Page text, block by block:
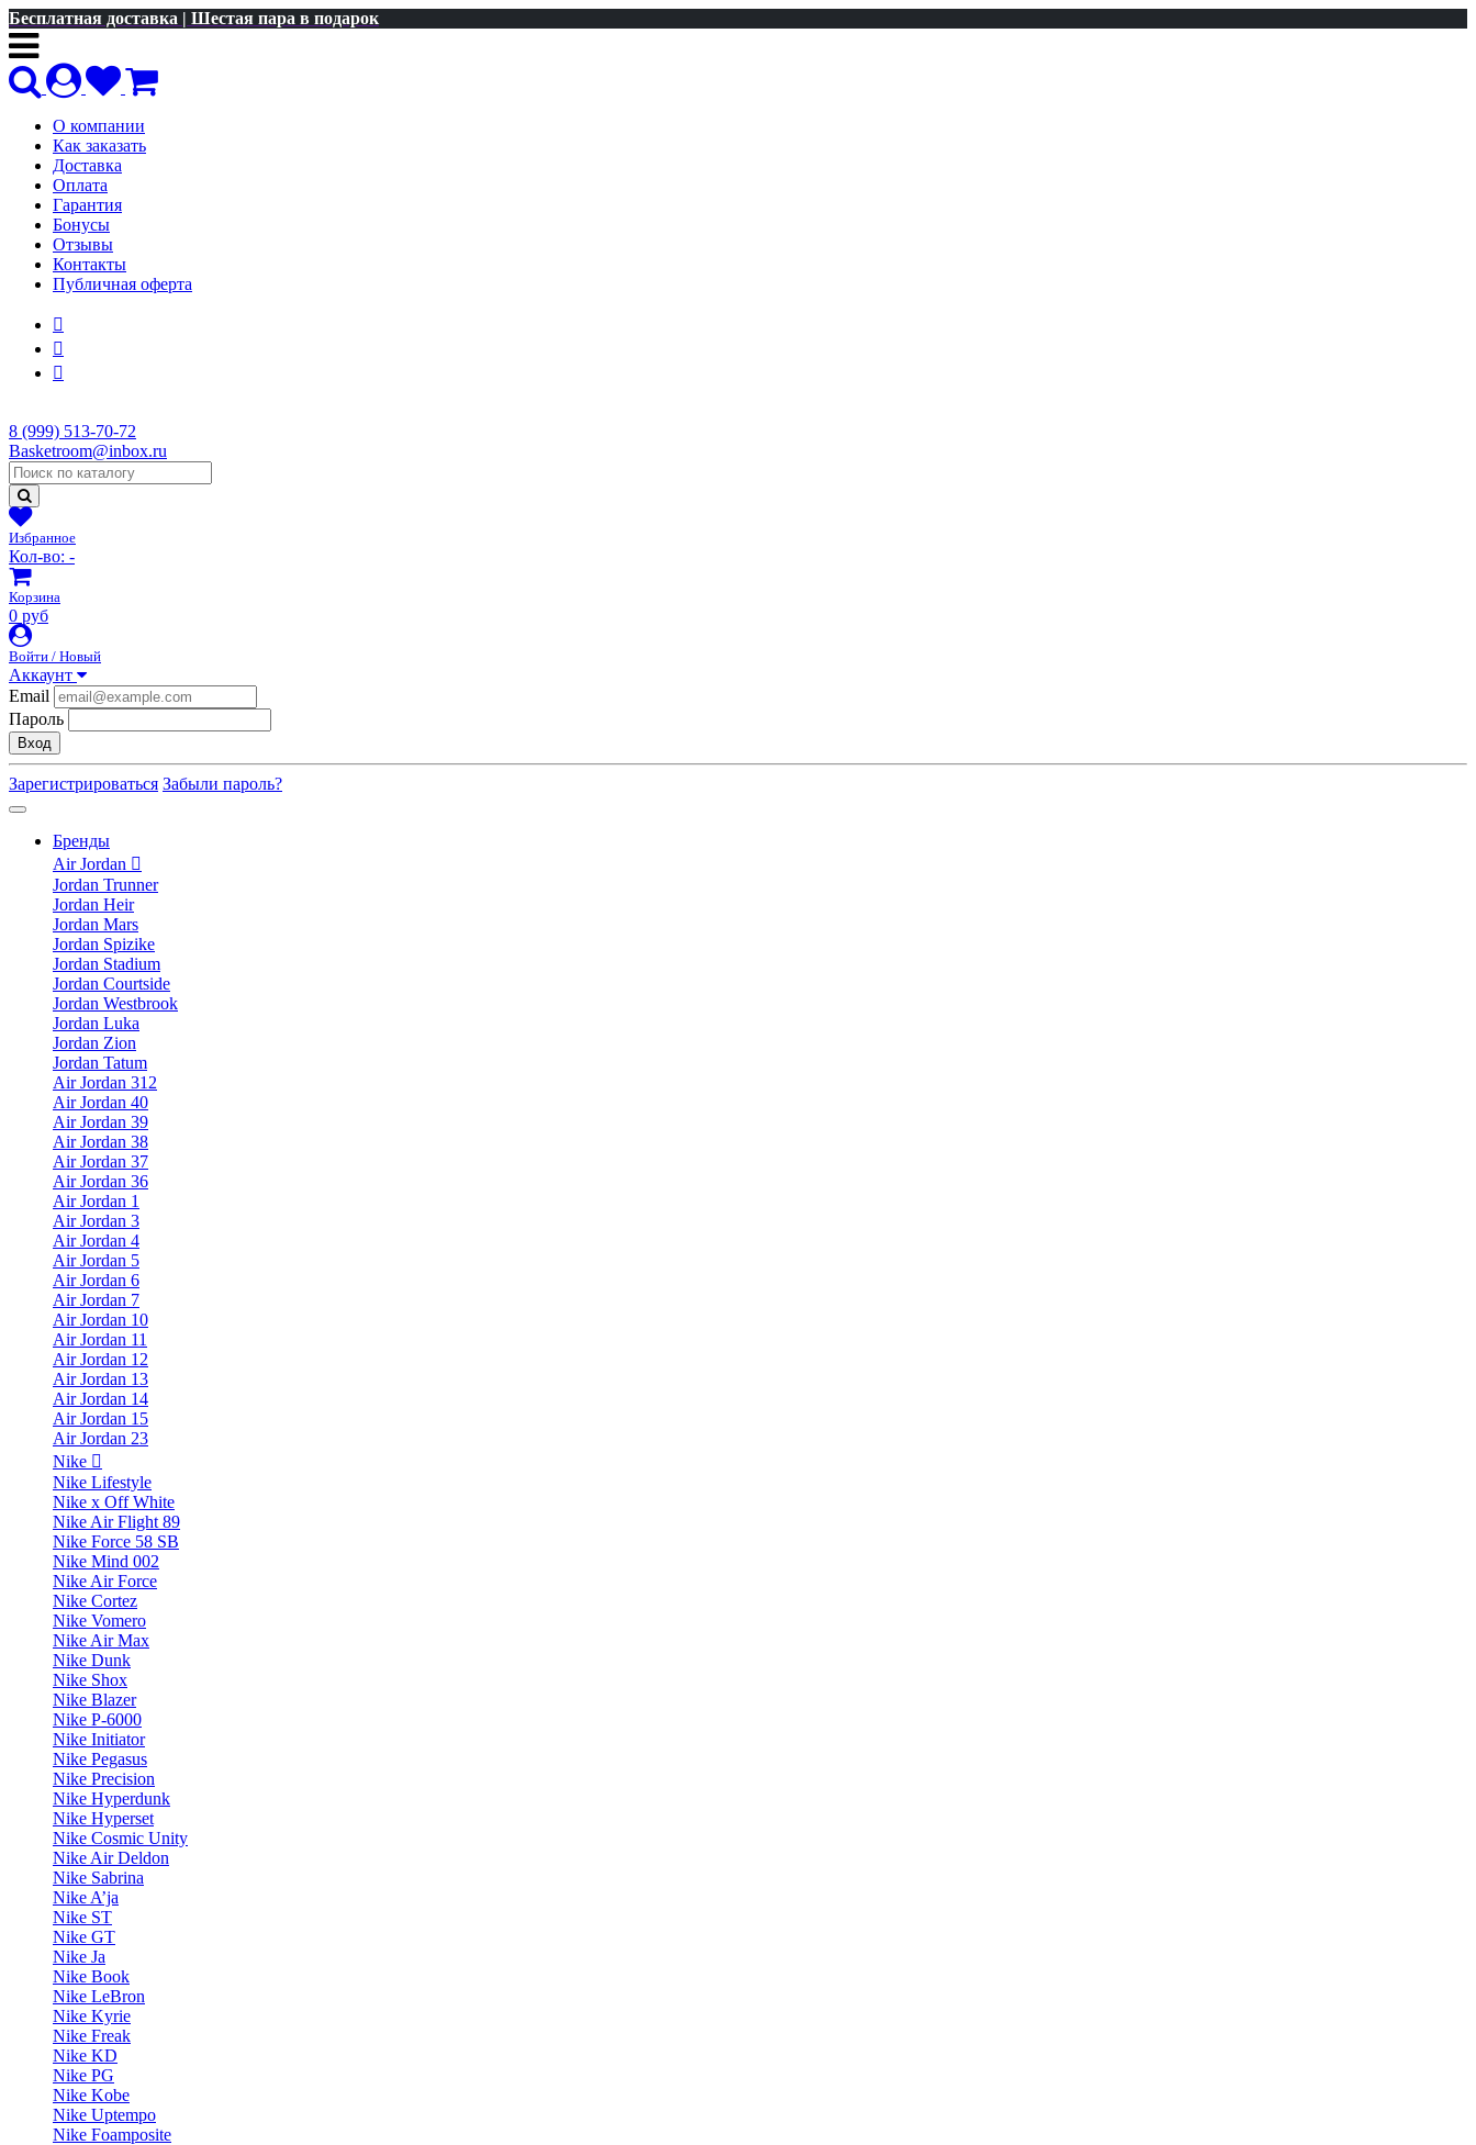
Бесплатная доставка | Шестая пара в подарок
О компании
Как заказать
Доставка
Оплата
Гарантия
Бонусы
Отзывы
Контакты
Публичная оферта
8 (999) 513-70-72
Basketroom@inbox.ru
Избранное
Кол-во: -
Корзина
0 руб
Войти / Новый
Аккаунт
Email
Пароль
Вход
Зарегистрироваться Забыли пароль?
Бренды
Air Jordan
Jordan Trunner
Jordan Heir
Jordan Mars
Jordan Spizike
Jordan Stadium
Jordan Courtside
Jordan Westbrook
Jordan Luka
Jordan Zion
Jordan Tatum
Air Jordan 312
Air Jordan 40
Air Jordan 39
Air Jordan 38
Air Jordan 37
Air Jordan 36
Air Jordan 1
Air Jordan 3
Air Jordan 4
Air Jordan 5
Air Jordan 6
Air Jordan 7
Air Jordan 10
Air Jordan 11
Air Jordan 12
Air Jordan 13
Air Jordan 14
Air Jordan 15
Air Jordan 23
Nike
Nike Lifestyle
Nike x Off White
Nike Air Flight 89
Nike Force 58 SB
Nike Mind 002
Nike Air Force
Nike Cortez
Nike Vomero
Nike Air Max
Nike Dunk
Nike Shox
Nike Blazer
Nike P-6000
Nike Initiator
Nike Pegasus
Nike Precision
Nike Hyperdunk
Nike Hyperset
Nike Cosmic Unity
Nike Air Deldon
Nike Sabrina
Nike A’ja
Nike ST
Nike GT
Nike Ja
Nike Book
Nike LeBron
Nike Kyrie
Nike Freak
Nike KD
Nike PG
Nike Kobe
Nike Uptempo
Nike Foamposite